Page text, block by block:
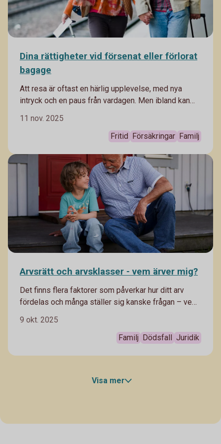
Dina rättigheter vid försenat eller förlorat
bagage
Att resa är oftast en härlig upplevelse, med nya
intryck och en paus från vardagen. Men ibland kan
inte åker samma väg som man själv. I bästa fall löser
det sig snabbt – men ibland kan det påverka hela
och vilken sorts ersättning du kan få vid till exempel
förlorat bagage.
11 nov. 2025
Fritid Försäkringar Familj
Arvsrätt och arvsklasser - vem ärver mig?
Det finns flera faktorer som påverkar hur ditt arv
fördelas och många ställer sig kanske frågan – vem
hur olika arvsordningar kan se ut när inget
9 okt. 2025
Familj Dödsfall Juridik
Visa mer